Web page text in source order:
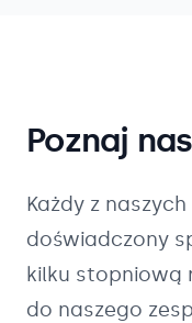
Poznaj
Każdy z naszych
doświadczony
kilku stopniową
do naszego